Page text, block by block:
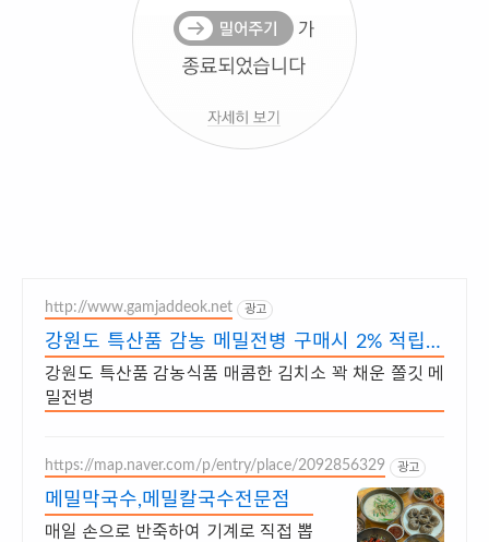
http://www.gamjaddeok.net 광고
강원도 특산품 감농 메밀전병 구매시 2% 적립금
증정
강원도 특산품 감농식품 매콤한 김치소 꽉 채운 쫄깃 메
밀전병
https://map.naver.com/p/entry/place/2092856329 광고
메밀막국수,메밀칼국수전문점
매일 손으로 반죽하여 기계로 직접 뽑